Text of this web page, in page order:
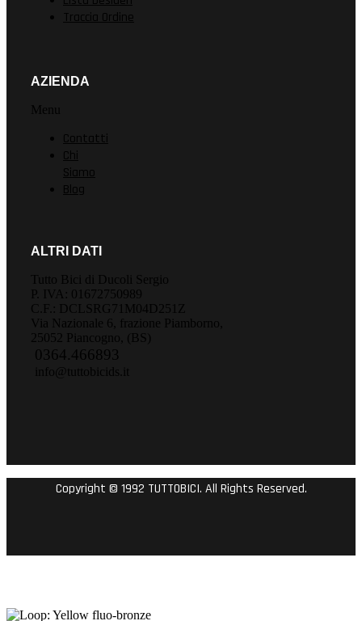
Traccia Ordine
AZIENDA
Menu
Contatti
Chi
Siamo
Blog
ALTRI DATI
Tutto Bici di Ducoli Sergio
P. IVA: 01672750989
C.F.: DCLSRG71M04D251Z
Via Nazionale 6, frazione Piamborno,
25052 Piancogno, (BS)
0364.466893
info@tuttobicids.it
Copyright © 1992 TUTTOBICI. All Rights Reserved.